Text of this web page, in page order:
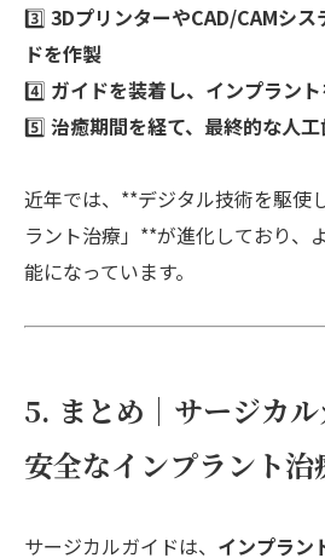
3️⃣ 3DプリンターやCAD/CAMシ
ドを作製
4️⃣ ガイドを装着し、インプラン
5️⃣ 治癒期間を経て、最終的な人
近年では、**デジタル技術を駆使
ラント治療」**が進化しており、
能になっています。
5. まとめ｜サージカ
安全なインプラント治
サージカルガイドは、 インプラン